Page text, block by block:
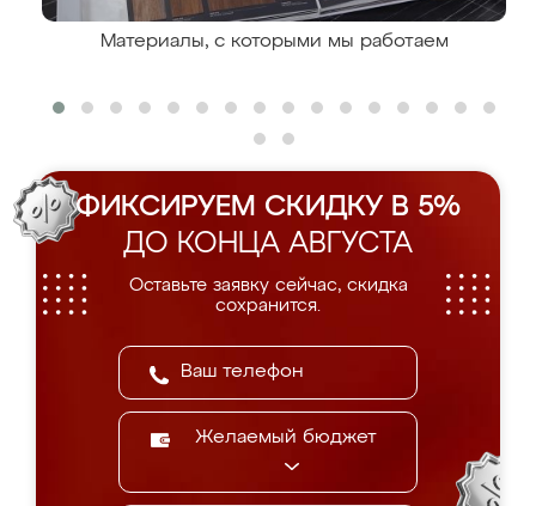
Материалы, с которыми мы работаем
ФИКСИРУЕМ СКИДКУ В 5%
ДО КОНЦА АВГУСТА
Оставьте заявку сейчас, скидка
сохранится.
Желаемый бюджет